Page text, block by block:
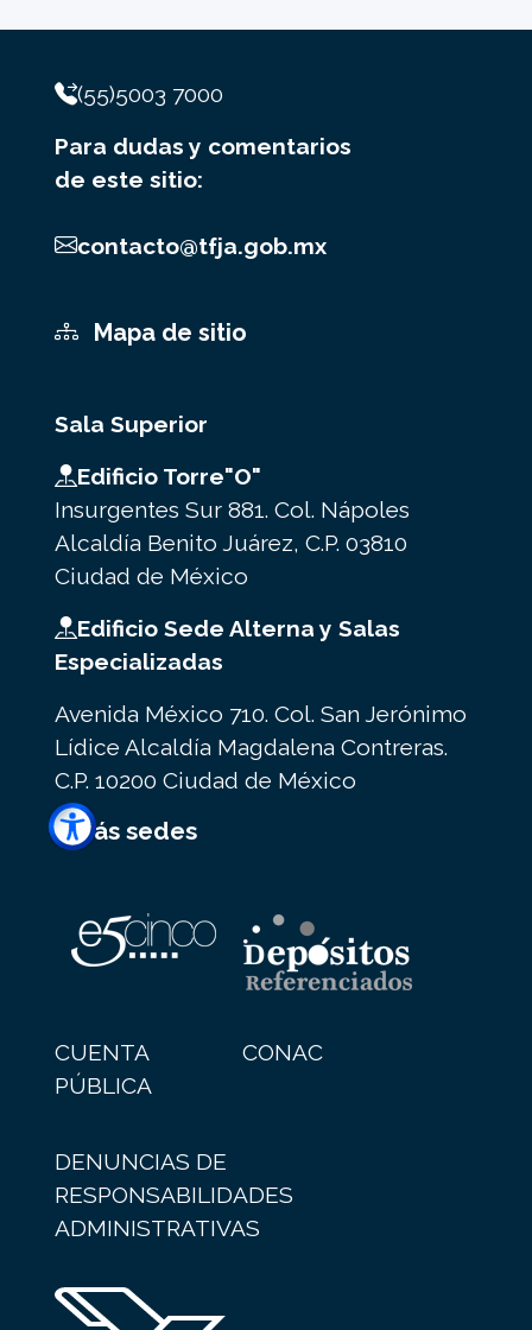
(55)5003 7000
Para dudas y comentarios
de este sitio:
contacto@tfja.gob.mx
Mapa de sitio
Sala Superior
Edificio Torre"O"
Insurgentes Sur 881. Col. Nápoles
Alcaldía Benito Juárez, C.P. 03810
Ciudad de México
Edificio Sede Alterna y Salas
Especializadas
Avenida México 710. Col. San Jerónimo
Lídice Alcaldía Magdalena Contreras.
C.P. 10200 Ciudad de México
+ más sedes
CUENTA
PÚBLICA
CONAC
DENUNCIAS DE
RESPONSABILIDADES
ADMINISTRATIVAS